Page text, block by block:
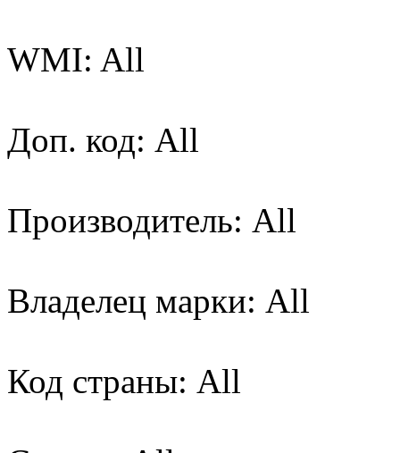
WMI: All
Доп. код: All
Производитель: All
Владелец марки: All
Код страны: All